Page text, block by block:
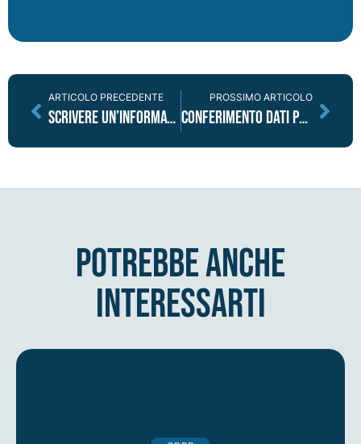
ARTICOLO PRECEDENTE
Scrivere un’informativa privacy
PROSSIMO ARTICOLO
Conferimento dati personali: non è una questione di stile
potrebbe anche
interessarti